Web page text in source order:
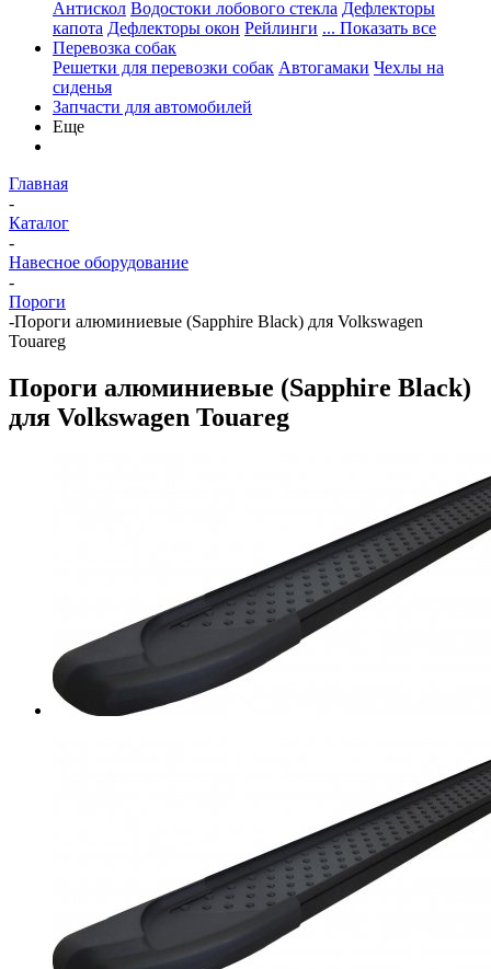
Антискол Водостоки лобового стекла Дефлекторы
капота Дефлекторы окон Рейлинги ... Показать все
Перевозка собак
Решетки для перевозки собак Автогамаки Чехлы на
сиденья
Запчасти для автомобилей
Еще
Главная
-
Каталог
-
Навесное оборудование
-
Пороги
-Пороги алюминиевые (Sapphire Black) для Volkswagen
Touareg
Пороги алюминиевые (Sapphire Black)
для Volkswagen Touareg